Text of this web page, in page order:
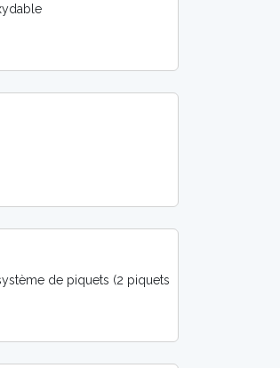
de piquets (2 piquets